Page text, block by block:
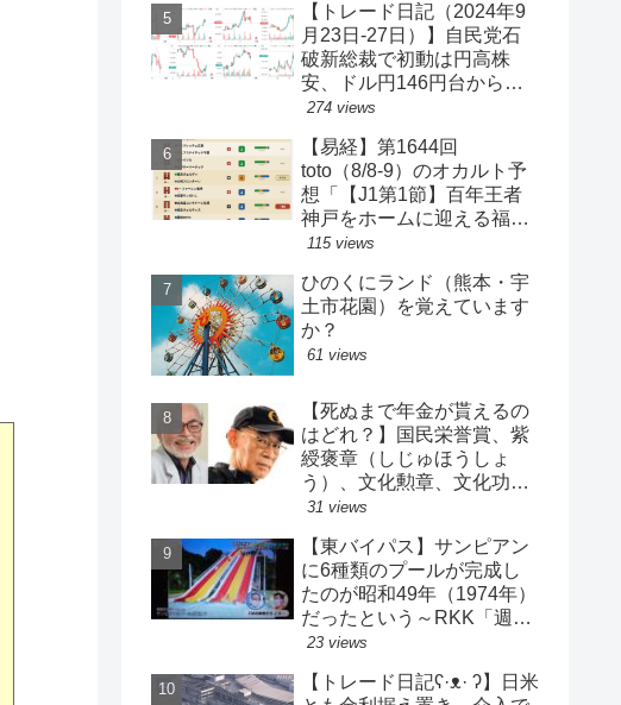
円149円台【ゆるゆる投機
339】
【トレード日記（2024年9
月23日-27日）】自民党石
破新総裁で初動は円高株
安、ドル円146円台から一
気に142円台へ【ゆるゆる
274 views
【易経】第1644回
toto（8/8-9）のオカルト予
想「【J1第1節】百年王者
神戸をホームに迎える福岡
がまさかの…？！【J2第1
ルサ安部は？」
115 views
ひのくにランド（熊本・宇
土市花園）を覚えています
か？
61 views
【死ぬまで年金が貰えるの
はどれ？】国民栄誉賞、紫
綬褒章（しじゅほうしょ
う）、文化勲章、文化功労
者、芸術選奨…など【日本
31 views
【東バイパス】サンピアン
に6種類のプールが完成し
たのが昭和49年（1974年）
だったという～RKK「週刊
山崎くん」より
23 views
【トレード日記ʕ·ᴥ· ʔ】日米